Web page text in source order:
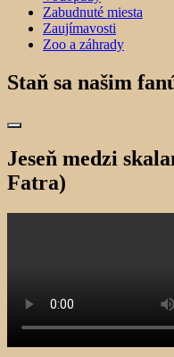
Zabudnuté miesta
Zaujímavosti
Zoo a záhrady
Staň sa našim
Jeseň medzi
Fatra)